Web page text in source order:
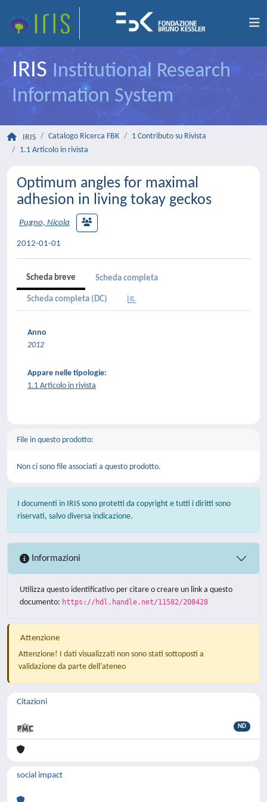
IRIS Institutional Research
Information System
IRIS Catalogo Ricerca FBK
1 Contributo su Rivista
1.1 Articolo in rivista
Optimum angles for maximal
adhesion in living tokay geckos
Pugno, Nicola
2012-01-01
Scheda breve Scheda completa
Scheda completa (DC)
Anno
2012
Appare nelle tipologie:
1.1 Articolo in rivista
File in questo prodotto:
Non ci sono file associati a questo prodotto.
I documenti in IRIS sono protetti da copyright e tutti i diritti sono
riservati, salvo diversa indicazione.
Informazioni
Utilizza questo identificativo per citare o creare un link a questo
documento: https://hdl.handle.net/11582/208428
Attenzione
Attenzione! I dati visualizzati non sono stati sottoposti a
validazione da parte dell'ateneo
Citazioni
ND
social impact